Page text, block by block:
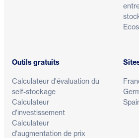
Outils gratuits
Calculateur d'évaluation du
self-stockage
Calculateur
d'investissement
Calculateur
d'augmentation de prix